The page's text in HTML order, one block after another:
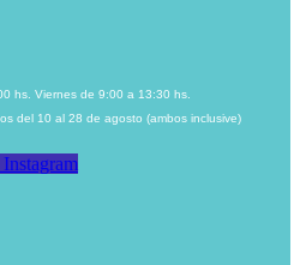
hs. Viernes de 9:00 a 13:30 hs.
del 10 al 28 de agosto (ambos inclusive)
Instagram